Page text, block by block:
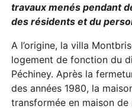
travaux menés pendant
des résidents et du
A l’origine, la villa
logement de fonction du
Péchiney. Après la
des années 1980, la
transformée en maison